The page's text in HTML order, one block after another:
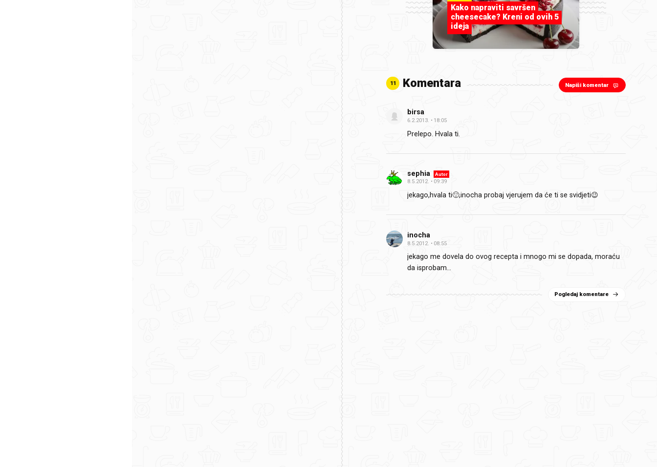
Kako napraviti savršen
cheesecake? Kreni od ovih 5
ideja
11 Komentara Napiši komentar
birsa
6.2.2013. 18:05
Prelepo. Hvala ti.
sephia Autor
8.5.2012. 09:39
jekago,hvala ti🙂,inocha probaj vjerujem da će ti se svidjeti😉
inocha
8.5.2012. 08:55
jekago me dovela do ovog recepta i mnogo mi se dopada, moraću
da isprobam...
Pogledaj komentare